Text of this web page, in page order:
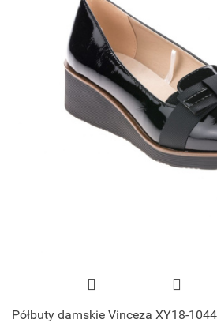
Półbuty damskie Vinceza XY18-